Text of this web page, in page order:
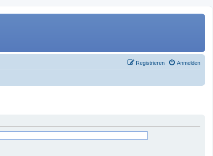
Anmelden
Registrieren